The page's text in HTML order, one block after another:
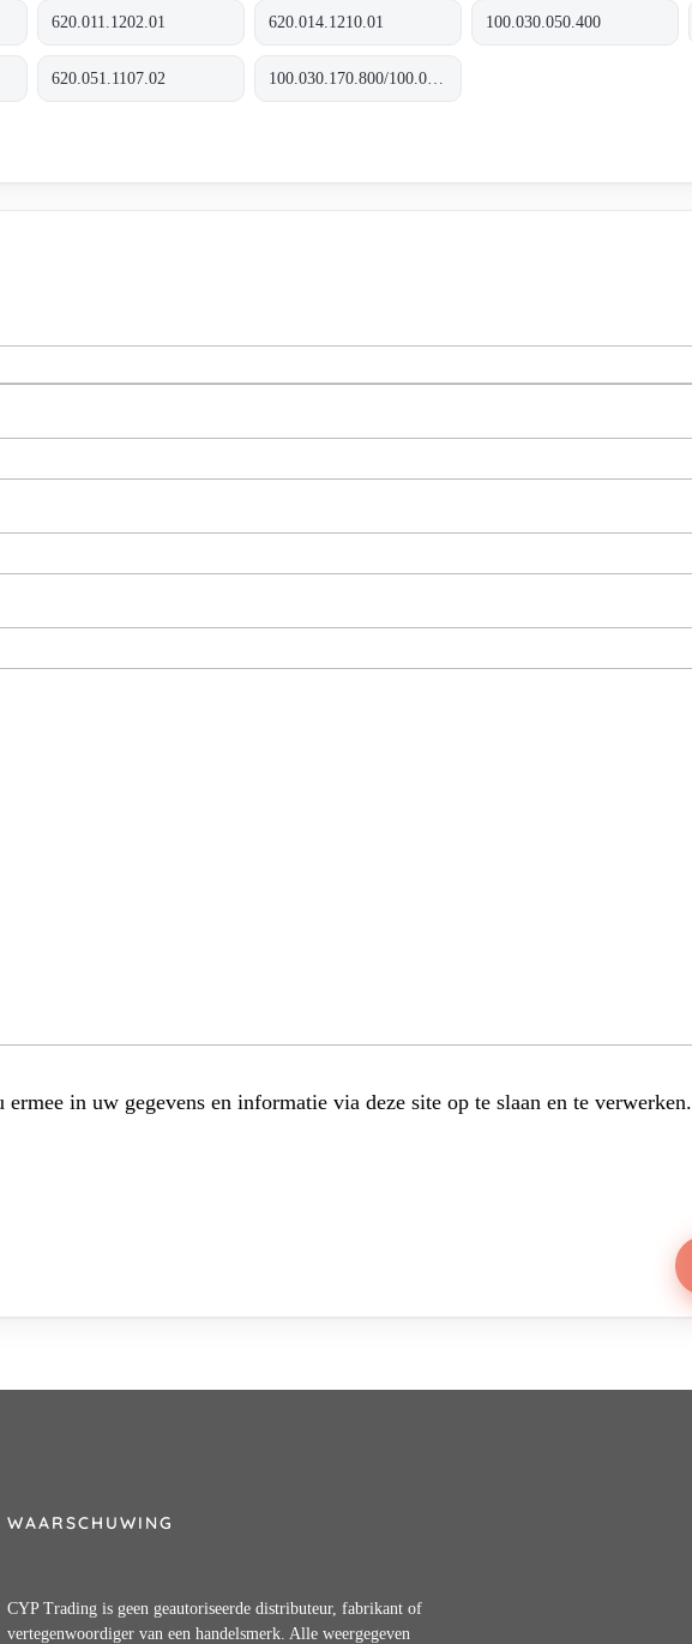
620.011.1202.01 620.014.1210.01 100.030.050.400
620.051.1107.02
in uw gegevens en informatie via deze site op te slaan en te verwerken.
WAARSCHUWING
CYP Trading is geen geautoriseerde distributeur, fabrikant of
vertegenwoordiger van een handelsmerk. Alle weergegeven